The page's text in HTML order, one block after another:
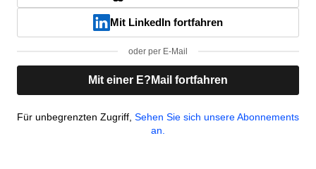
Mit LinkedIn fortfahren
oder per E-Mail
Mit einer E?Mail fortfahren
Für unbegrenzten Zugriff, Sehen Sie sich unsere Abonnements
an.